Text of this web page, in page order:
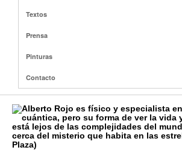
Textos
Prensa
Pinturas
Contacto
Alberto Rojo es físico y especialista
cuántica, pero su forma de ver la vida
está lejos de las complejidades del
cerca del misterio que habita en las
Plaza)